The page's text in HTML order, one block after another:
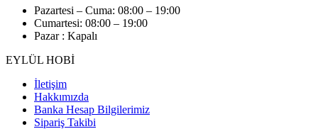
Pazartesi – Cuma: 08:00 – 19:00
Cumartesi: 08:00 – 19:00
Pazar : Kapalı
EYLÜL HOBİ
İletişim
Hakkımızda
Banka Hesap Bilgilerimiz
Sipariş Takibi